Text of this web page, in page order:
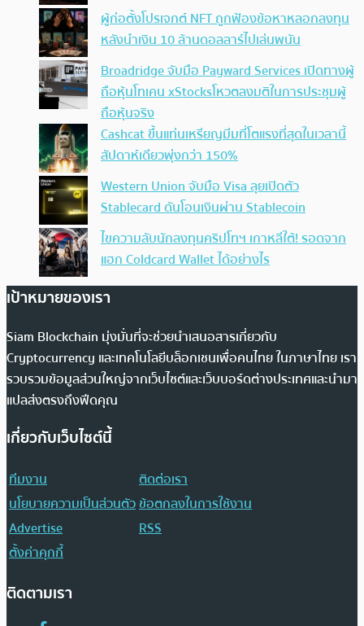
ผู้ก่อตั้งโปรเจกต์ NFT ถูกฟ้องข้อหาหลอกลงทุน
หลังนำเงิน 10 ล้านดอลลาร์ไปเล่นพนัน
Broadridge จับมือ Payward Services เปิดทางผู้
ถือหุ้นโทเคน xStocksโหวตลงมติในการประชุมผู้
ถือหุ้นจริง
Cashcat ขึ้นแท่นเหรียญมีมที่โตแรงที่สุดในเวลานี้
สัปดาห์เดียวพุ่งกว่า 150%
Western Union จับมือ Visa ลุยเปิดตัว
Stablecard ดันโอนเงินผ่าน Stablecoin
ไขความลับนักลงทุนคริปโทฯ เกาหลีใต้! รอดจาก
แฮก Coldcard Wallet ได้อย่างไร
เป้าหมายของเรา
Siam Blockchain มุ่งมั่นที่จะช่วยนำเสนอสารเกี่ยวกับ
Cryptocurrency และเทคโนโลยีบล็อกเชนเพื่อคนไทย ในภาษาไทย เรา
รวบรวมข้อมูลส่วนใหญ่จากเว็บไซต์และเว็บบอร์ดต่างประเทศและนำมา
แปลส่งตรงถึงฟีดคุณ
เกี่ยวกับเว็บไซต์นี้
ทีมงาน
ติดต่อเรา
นโยบายความเป็นส่วนตัวข้อตกลงในการใช้งาน
Advertise
RSS
ตั้งค่าคุกกี้
ติดตามเรา